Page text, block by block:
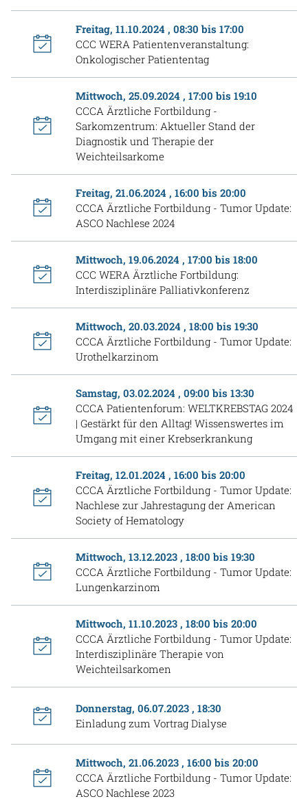
Freitag, 11.10.2024 , 08:30 bis 17:00
CCC WERA Patientenveranstaltung:
Onkologischer Patiententag
Mittwoch, 25.09.2024 , 17:00 bis 19:10
CCCA Ärztliche Fortbildung -
Sarkomzentrum: Aktueller Stand der
Diagnostik und Therapie der
Weichteilsarkome
Freitag, 21.06.2024 , 16:00 bis 20:00
CCCA Ärztliche Fortbildung - Tumor Update:
ASCO Nachlese 2024
Mittwoch, 19.06.2024 , 17:00 bis 18:00
CCC WERA Ärztliche Fortbildung:
Interdisziplinäre Palliativkonferenz
Mittwoch, 20.03.2024 , 18:00 bis 19:30
CCCA Ärztliche Fortbildung - Tumor Update:
Urothelkarzinom
Samstag, 03.02.2024 , 09:00 bis 13:30
CCCA Patientenforum: WELTKREBSTAG 2024
| Gestärkt für den Alltag! Wissenswertes im
Umgang mit einer Krebserkrankung
Freitag, 12.01.2024 , 16:00 bis 20:00
CCCA Ärztliche Fortbildung - Tumor Update:
Nachlese zur Jahrestagung der American
Society of Hematology
Mittwoch, 13.12.2023 , 18:00 bis 19:30
CCCA Ärztliche Fortbildung - Tumor Update:
Lungenkarzinom
Mittwoch, 11.10.2023 , 18:00 bis 20:00
CCCA Ärztliche Fortbildung - Tumor Update:
Interdisziplinäre Therapie von
Weichteilsarkomen
Donnerstag, 06.07.2023 , 18:30
Einladung zum Vortrag Dialyse
Mittwoch, 21.06.2023 , 16:00 bis 20:00
CCCA Ärztliche Fortbildung - Tumor Update:
ASCO Nachlese 2023